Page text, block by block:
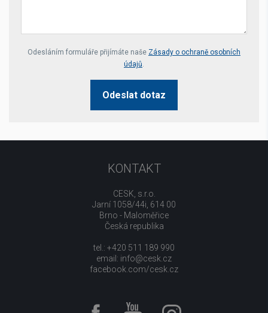
Your website *
Odesláním formuláře přijímáte naše Zásady o ochraně osobních
údajů.
Odeslat dotaz
KONTAKT
CESK, s.r.o.
Jarní 1058/44i, 614 00
Brno - Maloměřice
Česká republika
tel.: +420 511 189 990
email: info@cesk.cz
facebook.com/cesk.cz